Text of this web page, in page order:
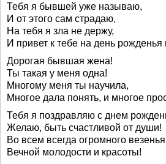
Тебя я бывшей уже называю,
И от этого сам страдаю,
На тебя я зла не держу,
И привет к тебе на день
Дорогая бывшая жена!
Ты такая у меня одна!
Многому меня ты научила,
Многое дала понять, и многое
Тебя я поздравляю с днем
Желаю, быть счастливой от души!
Во всем всегда огромного
Вечной молодости и красоты!